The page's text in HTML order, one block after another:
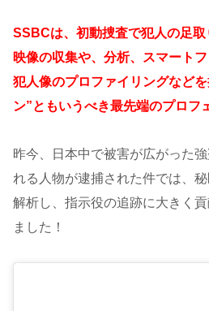
SSBCは、初動捜査で犯人の足
映像の収集や、分析、スマート
犯人像のプロファイリングなど
ン”ともいうべき最先端のプロフ
昨今、日本中で被害が広がった
れる人物が逮捕された件では、
解析し、指示役の追跡に大きく
ました！